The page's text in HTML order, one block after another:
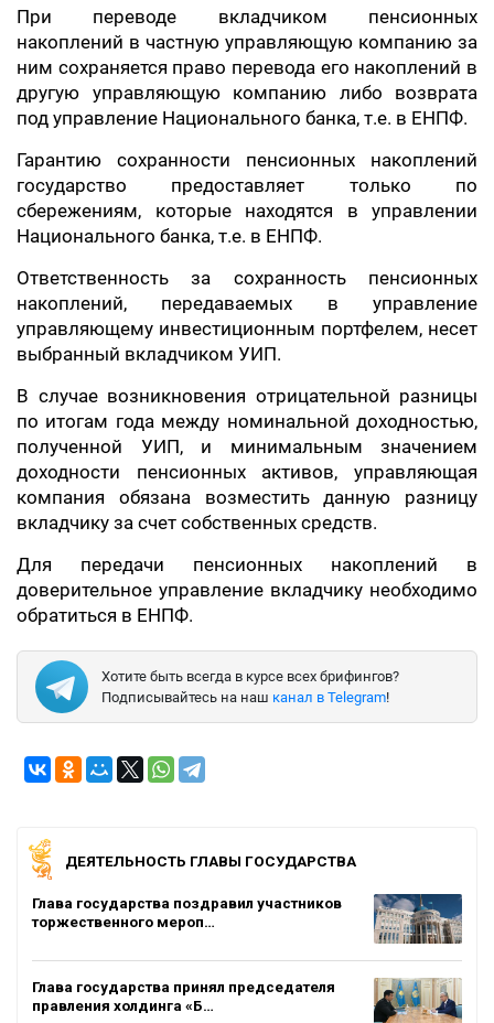
При переводе вкладчиком пенсионных
накоплений в частную управляющую компанию за
ним сохраняется право перевода его накоплений в
другую управляющую компанию либо возврата
под управление Национального банка, т.е. в ЕНПФ.
Гарантию сохранности пенсионных накоплений
государство предоставляет только по
сбережениям, которые находятся в управлении
Национального банка, т.е. в ЕНПФ.
Ответственность за сохранность пенсионных
накоплений, передаваемых в управление
управляющему инвестиционным портфелем, несет
выбранный вкладчиком УИП.
В случае возникновения отрицательной разницы
по итогам года между номинальной доходностью,
полученной УИП, и минимальным значением
доходности пенсионных активов, управляющая
компания обязана возместить данную разницу
вкладчику за счет собственных средств.
Для передачи пенсионных накоплений в
доверительное управление вкладчику необходимо
обратиться в ЕНПФ.
Хотите быть всегда в курсе всех брифингов?
Подписывайтесь на наш канал в Telegram!
ДЕЯТЕЛЬНОСТЬ ГЛАВЫ ГОСУДАРСТВА
Глава государства поздравил участников
торжественного мероп…
Глава государства принял председателя
правления холдинга «Б…